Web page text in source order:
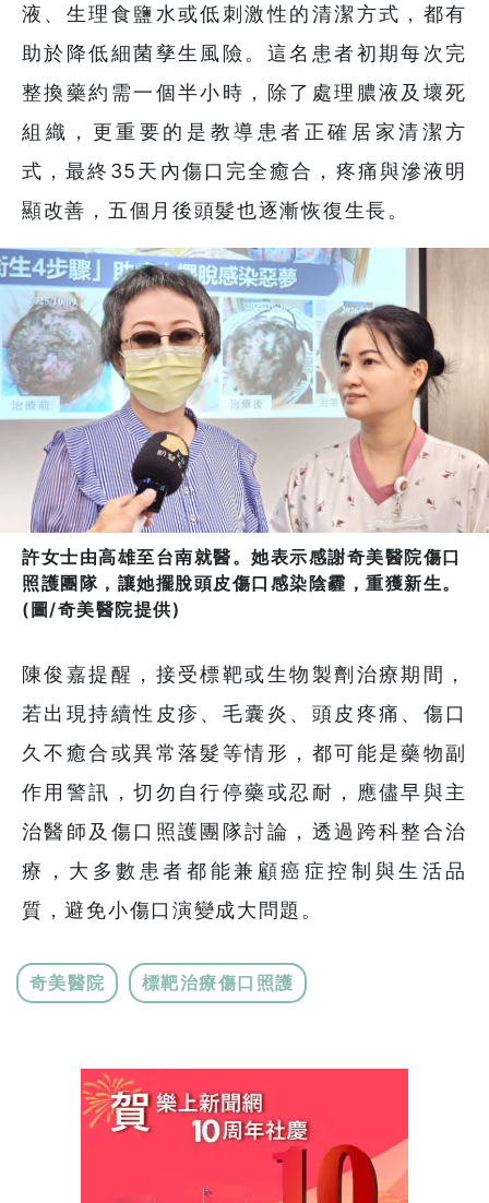
液、生理食鹽水或低刺激性的清潔方式，都有
助於降低細菌孳生風險。這名患者初期每次完
整換藥約需一個半小時，除了處理膿液及壞死
組織，更重要的是教導患者正確居家清潔方
式，最終35天內傷口完全癒合，疼痛與滲液明
顯改善，五個月後頭髮也逐漸恢復生長。
許女士由高雄至台南就醫。她表示感謝奇美醫院傷口
照護團隊，讓她擺脫頭皮傷口感染陰霾，重獲新生。
(圖/奇美醫院提供)
陳俊嘉提醒，接受標靶或生物製劑治療期間，
若出現持續性皮疹、毛囊炎、頭皮疼痛、傷口
久不癒合或異常落髮等情形，都可能是藥物副
作用警訊，切勿自行停藥或忍耐，應儘早與主
治醫師及傷口照護團隊討論，透過跨科整合治
療，大多數患者都能兼顧癌症控制與生活品
質，避免小傷口演變成大問題。
奇美醫院 標靶治療傷口照護